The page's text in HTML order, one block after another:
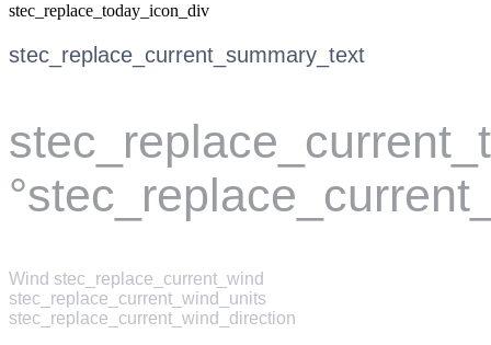
stec_replace_today_icon_div
stec_replace_current_summary_text
Wind stec_replace_current_wind
stec_replace_current_wind_units
stec_replace_current_wind_direction